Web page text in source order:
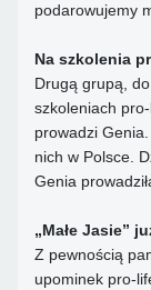
podarowujemy
Na szkolenia
Drugą grupą,
szkoleniach
prowadzi
nich w Polsce.
Genia
„Małe Jasie”
Z pewnością
upominek pro-